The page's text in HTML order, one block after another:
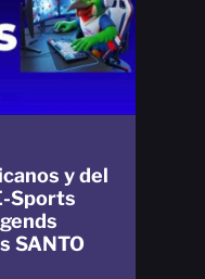
y del
Sports
SANTO